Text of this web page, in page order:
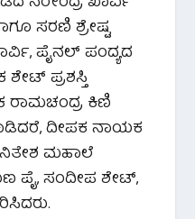
ಸರಣಿ ಶ್ರೇಷ್ಟ
ಪೈನಲ್ ಪಂದ್ಯದ
ಪ್ರಶಸ್ತಿ
ರಾಮಚಂದ್ರ ಕಿಣಿ
ದೀಪಕ ನಾಯಕ
ಮಹಾಲೆ
ಪೈ, ಸಂದೀಪ ಶೇಟ್,